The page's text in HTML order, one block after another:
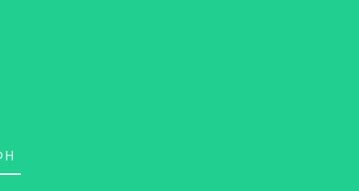
του Οικονομικού Πανεπιστημίου
κέρδισε η μουσική, με την οποία